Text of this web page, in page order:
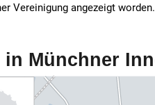
Vereinigung angezeigt worden.